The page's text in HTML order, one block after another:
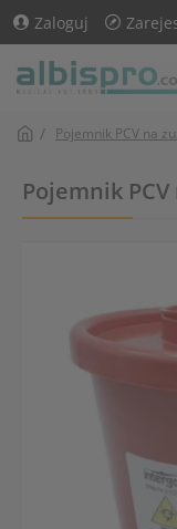
Zaloguj
Pojemnik PCV na
Pojemnik